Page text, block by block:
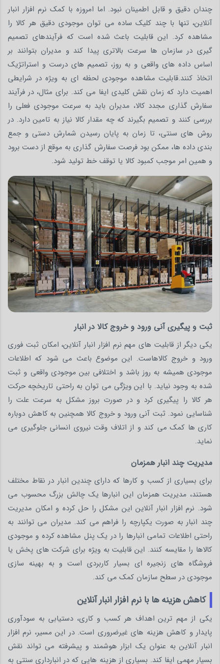
چندان دقیق و قابل اطمینان نبود. اما امروزه با کمک نرم افزار انبار
آنلاین، تنها با چند کلیک ساده می توان موجودی دقیق هر کالا را
مشاهده کرد. این قابلیت باعث شده است که فرآیندهای تصمیم
گیری در سازمان ها سرعت بالاتری پیدا کند و مدیران بتوانند بر
اساس داده های واقعی و به روز، تصمیم های درست و استراتژیک
اتخاذ کنند.قابلیت مشاهده موجودی لحظه ای به ویژه در شرایطی
اهمیت دارد که زمان نقش کلیدی ایفا می کند. برای مثال، در فرآیند
سفارش گذاری مجدد کالا، مدیران باید به سرعت موجودی فعلی را
بررسی کنند و تصمیم بگیرند که چه مقدار کالا نیاز به تامین دارد. در
روش های سنتی، تا زمان به پایان رسیدن شمارش دستی و جمع
بندی داده ها، ممکن بود فرصت سفارش گذاری به موقع از دست برود
و همین امر موجب کمبود کالا یا توقف خط تولید شود.
ثبت و پیگیری آنی ورود و خروج کالا در انبار
یکی دیگر از قابلیت های مهم نرم افزار انبار آنلاین، امکان ثبت فوری
ورود و خروج کالاهاست. این موضوع باعث می شود که اطلاعات
موجودی همیشه به روز باشد و اختلافی بین موجودی واقعی و ثبت
شده به وجود نیاید. با این ویژگی می توان به راحتی تاریخچه حرکت
هر کالا را پیگیری کرد و در صورت بروز مشکل به سرعت علت را
شناسایی نمود. ثبت آنی ورود و خروج کالا همچنین به کاهش دوباره
کاری ها کمک می کند و از اتلاف وقت نیروی انسانی جلوگیری می
نماید.
مدیریت چند انبار همزمان
برای بسیاری از کسب و کارها که دارای چندین انبار در نقاط مختلف
هستند، مدیریت همزمان این انبارها یک چالش بزرگ محسوب می
شود. نرم افزار انبار آنلاین این مشکل را حل کرده و امکان مدیریت
چند انبار به صورت یکپارچه را فراهم می کند. مدیران می توانند به
راحتی اطلاعات تمامی انبارها را در یک پنل مشاهده کرده و موجودی
کالاها را مقایسه کنند. این قابلیت به ویژه برای شرکت های پخش یا
فروشگاه های زنجیره ای بسیار کاربردی است و به بهینه سازی
موجودی در سطح سازمان کمک می کند.
کاهش هزینه‌ ها با نرم‌ افزار انبار آنلاین
یکی از مهم ترین اهداف هر کسب و کاری، دستیابی به سودآوری
پایدار و کاهش هزینه های غیرضروری است. در این مسیر، نرم افزار
انبار آنلاین به عنوان یک ابزار هوشمند و پیشرفته می تواند نقش
بسیار مهمی ایفا کند. بسیاری از هزینه هایی که در انبارداری سنتی به